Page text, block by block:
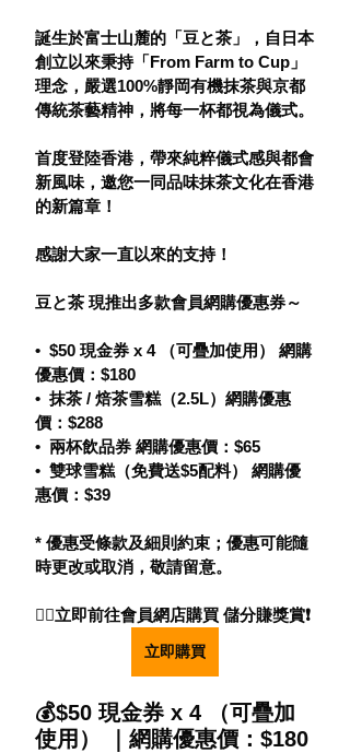
誕生於富士山麓的「豆と茶」，自日本
創立以來秉持「From Farm to Cup」
理念，嚴選100%靜岡有機抹茶與京都
傳統茶藝精神，將每一杯都視為儀式。
首度登陸香港，帶來純粹儀式感與都會
新風味，邀您一同品味抹茶文化在香港
的新篇章！
感謝大家一直以來的支持！
豆と茶 現推出多款會員網購優惠券～
•⁠  ⁠$50 現金券 x 4 （可疊加使用） 網購
優惠價：$180
•⁠  抹茶 / 焙茶雪糕（2.5L）網購優惠
價：$288
•⁠  ⁠兩杯飲品券 網購優惠價：$65
•⁠  ⁠雙球雪糕（免費送$5配料） 網購優
惠價：$39
* 優惠受條款及細則約束；優惠可能隨
時更改或取消，敬請留意。
👇🏻立即前往會員網店購買 儲分賺獎賞❗️
立即購買
💰$50 現金券 x 4 （可疊加
使用） ｜網購優惠價：$180